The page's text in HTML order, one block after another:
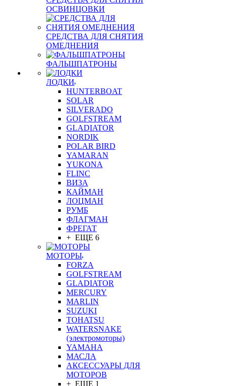
ОСВИНЦОВКИ
СРЕДСТВА ДЛЯ СНЯТИЯ
ОМЕДНЕНИЯ
ФАЛЬШПАТРОНЫ
ЛОДКИ
HUNTERBOAT
SOLAR
SILVERADO
GOLFSTREAM
GLADIATOR
NORDIK
POLAR BIRD
YAMARAN
YUKONA
FLINC
ВИЗА
КАЙМАН
ЛОЦМАН
РУМБ
ФЛАГМАН
ФРЕГАТ
+ ЕЩЕ 6
МОТОРЫ
FORZA
GOLFSTREAM
GLADIATOR
MERCURY
MARLIN
SUZUKI
TOHATSU
WATERSNAKE
(электромоторы)
YAMAHA
МАСЛА
АКСЕССУАРЫ ДЛЯ
МОТОРОВ
+ ЕЩЕ 1